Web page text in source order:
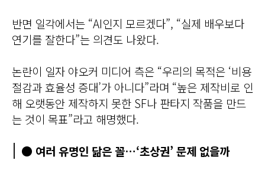
반면 일각에서는 “AI인지 모르겠다”, “실제 배우보다
연기를 잘한다”는 의견도 나왔다.
논란이 일자 야오커 미디어 측은 “우리의 목적은 ‘비용
절감과 효율성 증대’가 아니다”라며 “높은 제작비로 인
해 오랫동안 제작하지 못한 SF나 판타지 작품을 만드
는 것이 목표”라고 해명했다.
● 여러 유명인 닮은 꼴…‘초상권’ 문제 없을까